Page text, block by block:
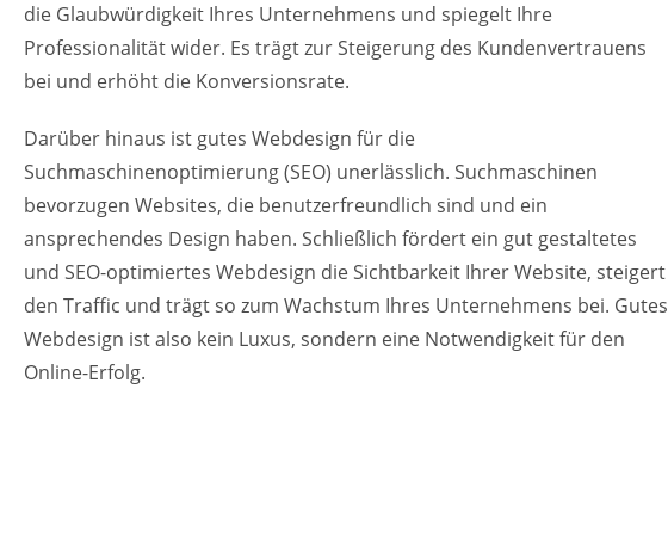
die Glaubwürdigkeit Ihres Unternehmens und spiegelt Ihre
Professionalität wider. Es trägt zur Steigerung des Kundenvertrauens
bei und erhöht die Konversionsrate.
Darüber hinaus ist gutes Webdesign für die
Suchmaschinenoptimierung (SEO) unerlässlich. Suchmaschinen
bevorzugen Websites, die benutzerfreundlich sind und ein
ansprechendes Design haben. Schließlich fördert ein gut gestaltetes
und SEO-optimiertes Webdesign die Sichtbarkeit Ihrer Website, steigert
den Traffic und trägt so zum Wachstum Ihres Unternehmens bei. Gutes
Webdesign ist also kein Luxus, sondern eine Notwendigkeit für den
Online-Erfolg.